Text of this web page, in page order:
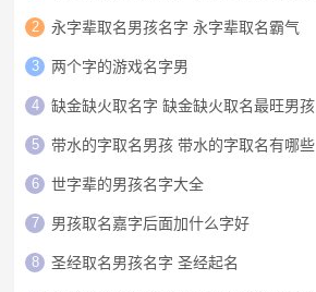
2 永字辈取名男孩名字 永字辈取名霸气
3 两个字的游戏名字男
4 缺金缺火取名字 缺金缺火取名最旺男孩名字
5 带水的字取名男孩 带水的字取名有哪些
6 世字辈的男孩名字大全
7 男孩取名嘉字后面加什么字好
8 圣经取名男孩名字 圣经起名